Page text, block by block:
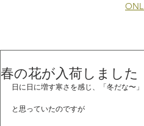
春の花が入荷しました
日に日に増す寒さを感じ、「冬だな〜」
と思っていたのですが